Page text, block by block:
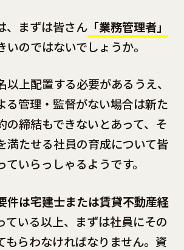
、まずは皆さん「業務管理者」
いのではないでしょうか。
以上配置する必要があるうえ、
る管理・監督がない場合は新た
の締結もできないとあって、そ
満たせる社員の育成について皆
いらっしゃるようです。
件は宅建士または賃貸不動産経
ている以上、まずは社員にその
もらわなければなりません。資